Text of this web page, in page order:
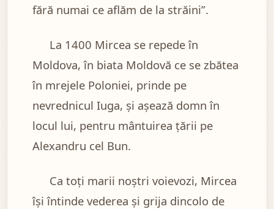
fără numai ce aflăm de la străini”.
La 1400 Mircea se repede în
Moldova, în biata Moldovă ce se zbătea
în mrejele Poloniei, prinde pe
nevrednicul Iuga, și așează domn în
locul lui, pentru mântuirea țării pe
Alexandru cel Bun.
Ca toți marii noștri voievozi, Mircea
își întinde vederea și grija dincolo de